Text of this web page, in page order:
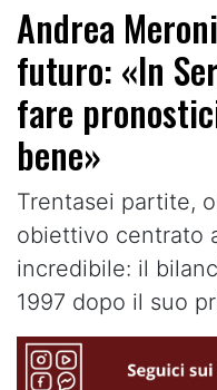
Andrea
futuro: «In
fare
bene»
Trentasei partite,
obiettivo centrato
incredibile: il
1997 dopo il suo